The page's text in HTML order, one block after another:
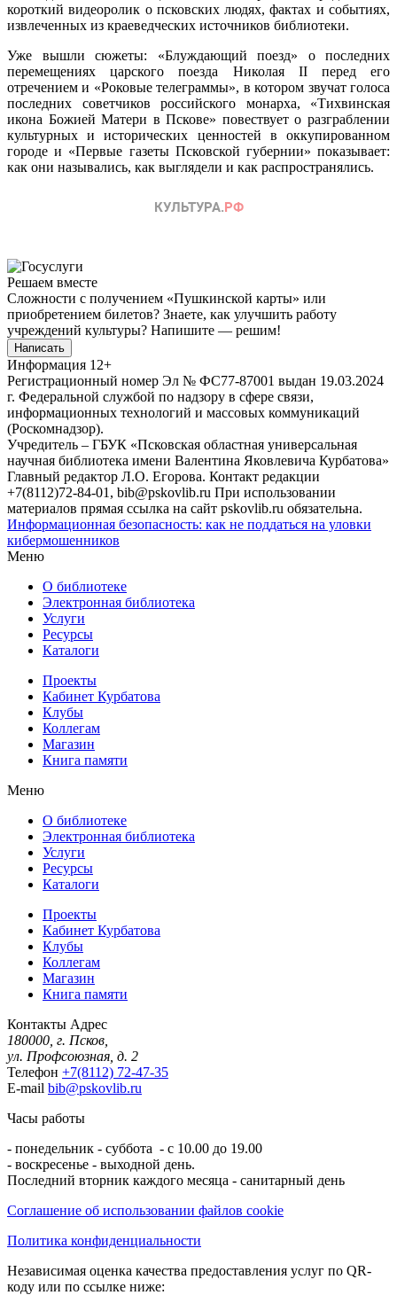
короткий видеоролик о псковских людях, фактах и событиях,
извлеченных из краеведческих источников библиотеки.
Уже вышли сюжеты: «Блуждающий поезд» о последних
перемещениях царского поезда Николая II перед его
отречением и «Роковые телеграммы», в котором звучат голоса
последних советчиков российского монарха, «Тихвинская
икона Божией Матери в Пскове» повествует о разграблении
культурных и исторических ценностей в оккупированном
городе и «Первые газеты Псковской губернии» показывает:
как они назывались, как выглядели и как распространялись.
Решаем вместе
Сложности с получением «Пушкинской карты» или
приобретением билетов? Знаете, как улучшить работу
учреждений культуры? Напишите — решим!
Написать
Информация 12+
Регистрационный номер Эл № ФС77-87001 выдан 19.03.2024
г. Федеральной службой по надзору в сфере связи,
информационных технологий и массовых коммуникаций
(Роскомнадзор).
Учредитель – ГБУК «Псковская областная универсальная
научная библиотека имени Валентина Яковлевича Курбатова»
Главный редактор Л.О. Егорова. Контакт редакции
+7(8112)72-84-01, bib@pskovlib.ru При использовании
материалов прямая ссылка на сайт pskovlib.ru обязательна.
Информационная безопасность: как не поддаться на уловки
кибермошенников
Меню
О библиотеке
Электронная библиотека
Услуги
Ресурсы
Каталоги
Проекты
Кабинет Курбатова
Клубы
Коллегам
Магазин
Книга памяти
Меню
О библиотеке
Электронная библиотека
Услуги
Ресурсы
Каталоги
Проекты
Кабинет Курбатова
Клубы
Коллегам
Магазин
Книга памяти
Контакты Адрес
180000, г. Псков,
ул. Профсоюзная, д. 2
Телефон +7(8112) 72-47-35
E-mail bib@pskovlib.ru
Часы работы
- понедельник - суббота - с 10.00 до 19.00
- воскресенье - выходной день.
Последний вторник каждого месяца - санитарный день
Соглашение об использовании файлов cookie
Политика конфиденциальности
Независимая оценка качества предоставления услуг по QR-
коду или по ссылке ниже: